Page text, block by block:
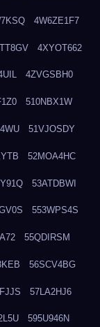
4W6ZE1F7
4XYOT662
4ZVGSBH0
510NBX1W
51VJOSDY
52MOA4HC
53ATDBWI
553WPS4S
55QDIRSM
56SCV4BG
57LA2HJ6
595U946N